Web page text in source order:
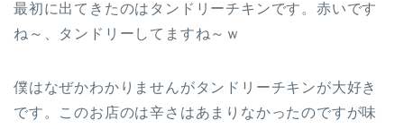
最初に出てきたのはタンドリーチキンです。赤いです
ね～、タンドリーしてますね～ｗ
僕はなぜかわかりませんがタンドリーチキンが大好き
です。このお店のは辛さはあまりなかったのですが味